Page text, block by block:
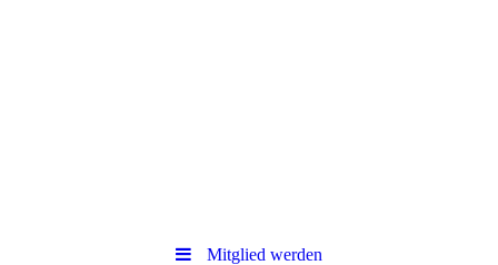
Mitglied werden